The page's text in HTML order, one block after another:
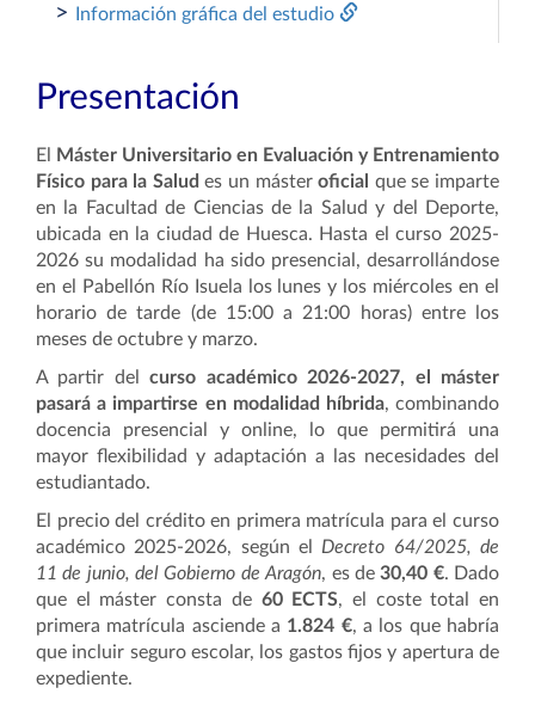
> Información gráfica del estudio
Presentación
El
Máster Universitario en Evaluación y Entrenamiento
Físico para la Saludes un másteroficial que se imparte
en la Facultad de Ciencias de la Salud y del Deporte,
ubicada en la ciudad de Huesca. Hasta el curso 2025-
2026 su modalidad ha sido presencial, desarrollándose
en el Pabellón Río Isuela los lunes y los miércoles en el
horario de tarde (de 15:00 a 21:00 horas) entre los
meses de octubre y marzo.
A partir delcurso académico 2026-2027, el máster
pasará a impartirse en modalidad híbrida, combinando
docencia presencial y online, lo que permitirá una
mayor flexibilidad y adaptación a las necesidades del
estudiantado.
El precio del crédito en primera matrícula para el curso
académico 2025-2026, según el Decreto 64/2025, de
11 de junio, del Gobierno de Aragón, es de30,40 €. Dado
que el máster consta de 60 ECTS, el coste total en
primera matrícula asciende a 1.824 €, a los que habría
que incluir seguro escolar, los gastos fijos y apertura de
expediente.